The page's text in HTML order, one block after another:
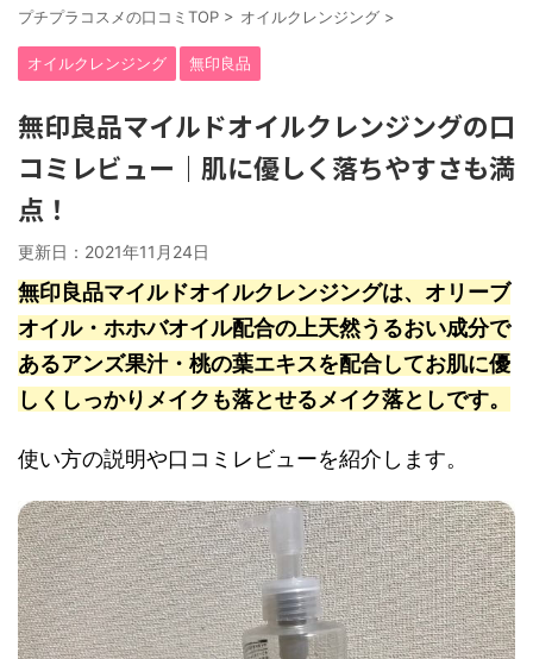
プチプラコスメの口コミTOP > オイルクレンジング >
オイルクレンジング 無印良品
無印良品マイルドオイルクレンジングの口
コミレビュー｜肌に優しく落ちやすさも満
点！
更新日： 2021年11月24日
無印良品マイルドオイルクレンジングは、オリーブ
オイル・ホホバオイル配合の上天然うるおい成分で
あるアンズ果汁・桃の葉エキスを配合してお肌に優
しくしっかりメイクも落とせるメイク落としです。
使い方の説明や口コミレビューを紹介します。